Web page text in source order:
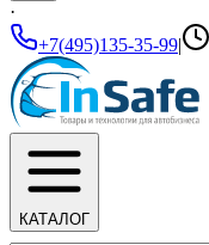
·
+7(495)135-35-99|
КАТАЛОГ